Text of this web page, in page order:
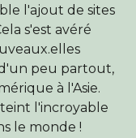
l'ajout de sites
s'est avéré
peu partout,
à l'Asie.
l'incroyable
le monde !